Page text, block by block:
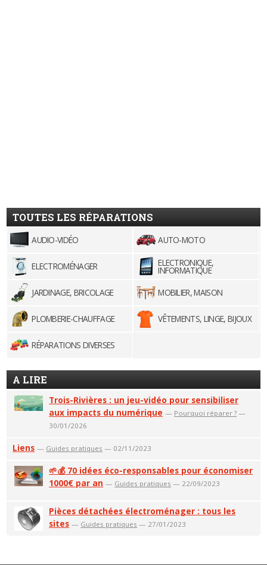
TOUTES LES RÉPARATIONS
AUDIO-VIDÉO AUTO-MOTO
ELECTROMÉNAGER ELECTRONIQUE,
INFORMATIQUE
JARDINAGE, BRICOLAGE
MOBILIER, MAISON
PLOMBERIE-CHAUFFAGE VÊTEMENTS, LINGE, BIJOUX
RÉPARATIONS DIVERSES
A LIRE
Trois-Rivières : un jeu-vidéo pour sensibiliser
aux impacts du numérique — Pourquoi réparer ? —
30/01/2026
Liens — Guides pratiques — 02/11/2023
🌱💰 70 idées éco-responsables pour économiser
1000€ par an — Guides pratiques — 22/09/2023
Pièces détachées électroménager : tous les
sites — Guides pratiques — 27/01/2023